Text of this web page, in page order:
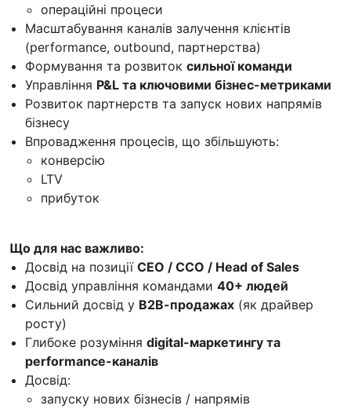
операційні процеси
Масштабування каналів залучення клієнтів
(performance, outbound, партнерства)
Формування та розвиток сильної команди
Управління P&L та ключовими бізнес-метриками
Розвиток партнерств та запуск нових напрямів
бізнесу
Впровадження процесів, що збільшують:
конверсію
LTV
прибуток
Що для нас важливо:
Досвід на позиції CEO / CCO / Head of Sales
Досвід управління командами 40+ людей
Сильний досвід у B2В-продажах (як драйвер
росту)
Глибоке розуміння digital-маркетингу та
performance-каналів
Досвід:
запуску нових бізнесів / напрямів